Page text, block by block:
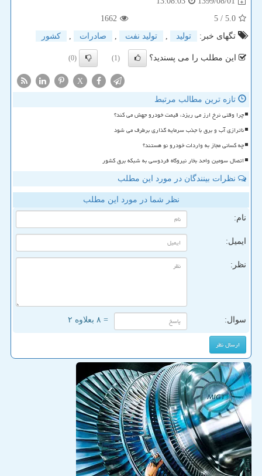
5.0
/ 5
1662
تگهای خبر:
تولید , تولید نفت , صادرات , كشور
این مطلب را می پسندید؟ (1)
(0)
X
تازه ترین مطالب مرتبط
چرا وقتی نرخ ارز می ریزد، قیمت خودرو جهش می کند؟
ناترازی آب و برق با جذب سرمایه گذاری برطرف می شود
چه کسانی مجاز به واردات خودرو نو هستند؟
اتصال سومین واحد بخار نیروگاه فردوسی به شبکه برق کشور
نظرات بینندگان در مورد این مطلب
نظر شما در مورد این مطلب
نام:
ایمیل:
نظر:
سوال: = ۸ بعلاوه ۲